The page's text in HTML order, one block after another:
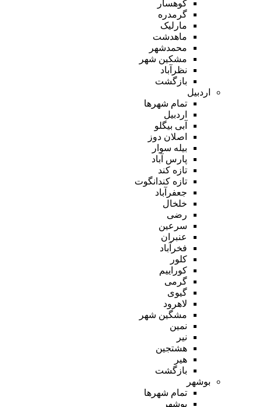
کوهسار
گرمدره
مارلیک
ماهدشت
محمدشهر
مشکین شهر
نظرآباد
بازگشت
اردبیل
تمام شهر‌ها
اردبیل
آبی بیگلو
اصلان دوز
بیله سوار
پارس آباد
تازه کند
تازه کندانگوت
جعفرآباد
خلخال
رضی
سرعین
عنبران
فخرآباد
کلور
کوراییم
گرمی
گیوی
لاهرود
مشگین شهر
نمین
نیر
هشتجین
هیر
بازگشت
بوشهر
تمام شهر‌ها
بوشهر